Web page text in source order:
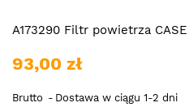
A173290 Filtr powietrza
93,00 zł
Brutto Dostawa w ciągu 1-2 dni